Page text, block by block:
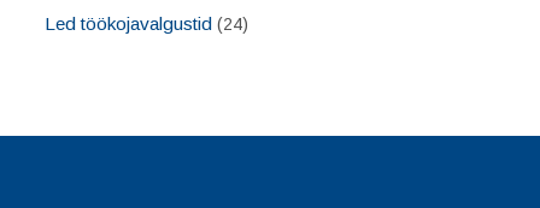
Led töökojavalgustid (24)